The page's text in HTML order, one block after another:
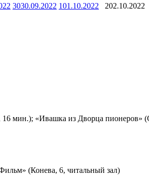
3030.09.2022 101.10.2022 202.10.2022
мин.); «Ивашка из Дворца пионеров»
(Конева, 6, читальный зал)